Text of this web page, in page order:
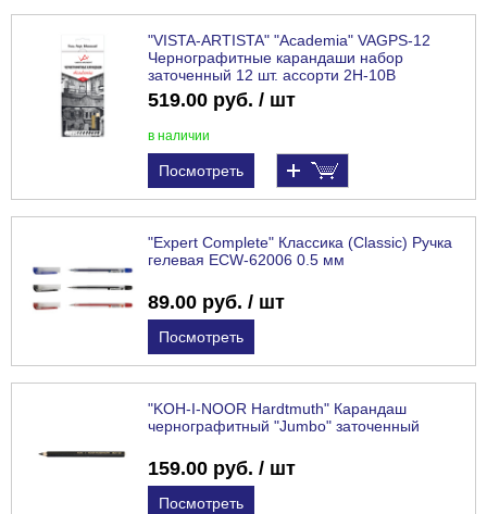
"VISTA-ARTISTA" "Academia" VAGPS-12
Чернографитные карандаши набор
заточенный 12 шт. ассорти 2H-10B
519.00 руб. / шт
в наличии
Посмотреть
"Expert Complete" Классика (Classic) Ручка
гелевая ECW-62006 0.5 мм
89.00 руб. / шт
Посмотреть
"KOH-I-NOOR Hardtmuth" Карандаш
чернографитный "Jumbo" заточенный
159.00 руб. / шт
Посмотреть